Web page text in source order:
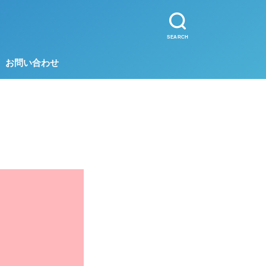
SEARCH
お問い合わせ